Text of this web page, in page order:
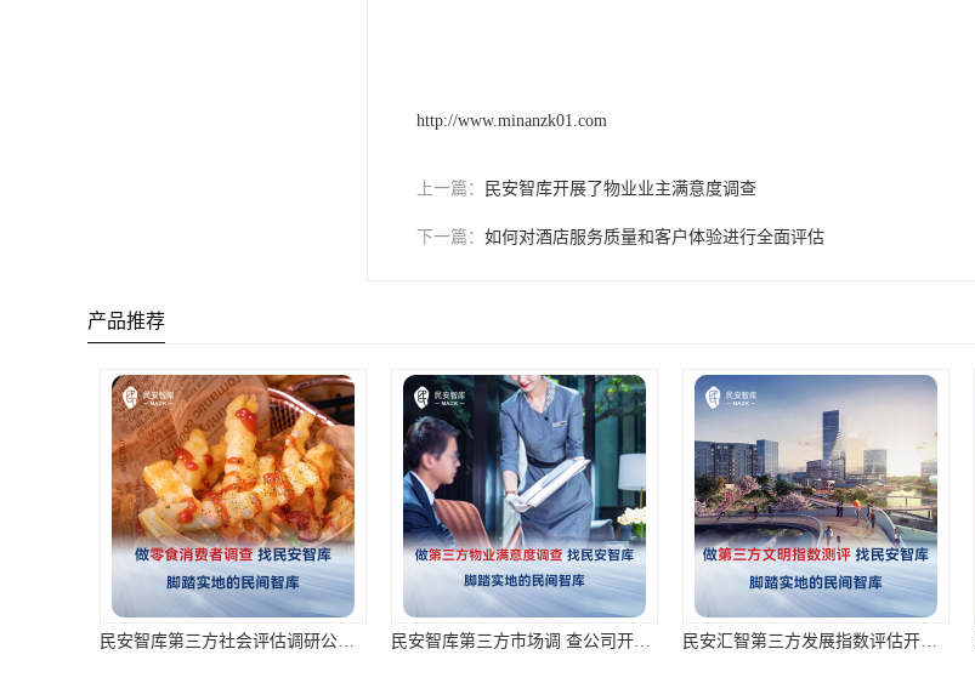
http://www.minanzk01.com
上一篇： 民安智库开展了物业业主满意度调查
下一篇： 如何对酒店服务质量和客户体验进行全面评估
产品推荐
民安智库第三方社会评估调研公司开展零食消费者调查 民安智库第三方市场调 查公司开展北京某小区入户调查工作 民安汇智第三方发展指数评估开展市民文化素养调查项目